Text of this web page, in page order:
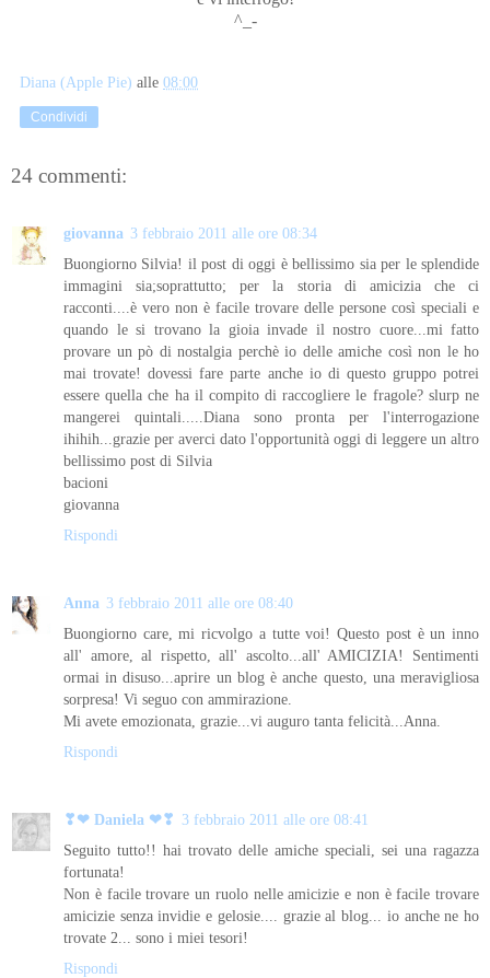
^_-
Diana (Apple Pie) alle 08:00
Condividi
24 commenti:
giovanna 3 febbraio 2011 alle ore 08:34
Buongiorno Silvia! il post di oggi è bellissimo sia per le splendide
immagini sia;soprattutto; per la storia di amicizia che ci
racconti....è vero non è facile trovare delle persone così speciali e
quando le si trovano la gioia invade il nostro cuore...mi fatto
provare un pò di nostalgia perchè io delle amiche così non le ho
mai trovate! dovessi fare parte anche io di questo gruppo potrei
essere quella che ha il compito di raccogliere le fragole? slurp ne
mangerei quintali.....Diana sono pronta per l'interrogazione
ihihih...grazie per averci dato l'opportunità oggi di leggere un altro
bellissimo post di Silvia
bacioni
giovanna
Rispondi
Anna 3 febbraio 2011 alle ore 08:40
Buongiorno care, mi ricvolgo a tutte voi! Questo post è un inno
all' amore, al rispetto, all' ascolto...all' AMICIZIA! Sentimenti
ormai in disuso...aprire un blog è anche questo, una meravigliosa
sorpresa! Vi seguo con ammirazione.
Mi avete emozionata, grazie...vi auguro tanta felicità...Anna.
Rispondi
❣❤ Daniela ❤❣ 3 febbraio 2011 alle ore 08:41
Seguito tutto!! hai trovato delle amiche speciali, sei una ragazza
fortunata!
Non è facile trovare un ruolo nelle amicizie e non è facile trovare
amicizie senza invidie e gelosie.... grazie al blog... io anche ne ho
trovate 2... sono i miei tesori!
Rispondi